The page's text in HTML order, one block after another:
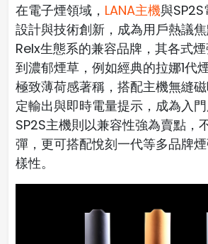
在電子煙領域， LANA主機與
設計與技術創新，成為用戶熱議
Relx生態系的兼容品牌，其各式
到濃郁煙草，例如經典的拉娜1代
極致薄荷感著稱，搭配主機無縫
定輸出與即時電量提示，成為入
SP2S主機則以兼容性強為賣點，
彈，更可搭配悅刻一代等多品牌
樣性。